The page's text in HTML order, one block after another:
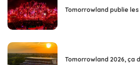
Tomorrowland publie
Tomorrowland 2026, ça